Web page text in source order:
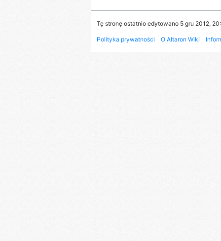
Tę stronę ostatnio edytowano 5 gru 2012,
Polityka prywatności O Altaron Wiki